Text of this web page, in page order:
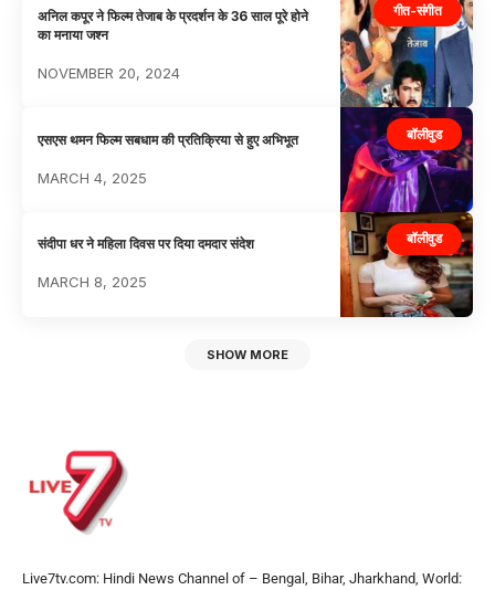
गीत-संगीत
अनिल कपूर ने फिल्म तेजाब के प्रदर्शन के 36 साल पूरे होने
का मनाया जश्न
NOVEMBER 20, 2024
बॉलीवुड
एसएस थमन फिल्म सबधाम की प्रतिक्रिया से हुए अभिभूत
MARCH 4, 2025
बॉलीवुड
संदीपा धर ने महिला दिवस पर दिया दमदार संदेश
MARCH 8, 2025
SHOW MORE
Live7tv.com: Hindi News Channel of – Bengal, Bihar, Jharkhand, World: